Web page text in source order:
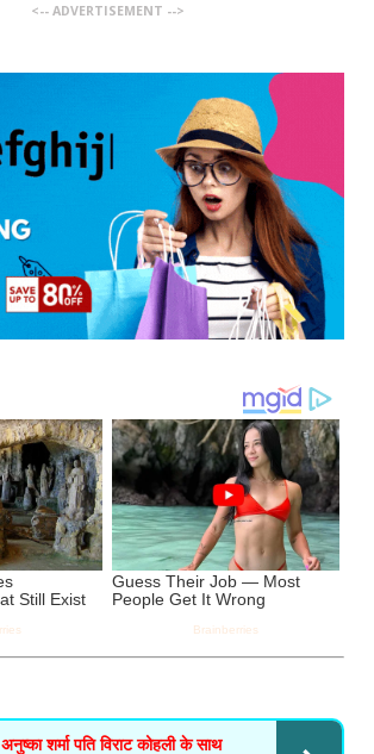
<-- ADVERTISEMENT -->
अनुष्का शर्मा पति विराट कोहली के साथ